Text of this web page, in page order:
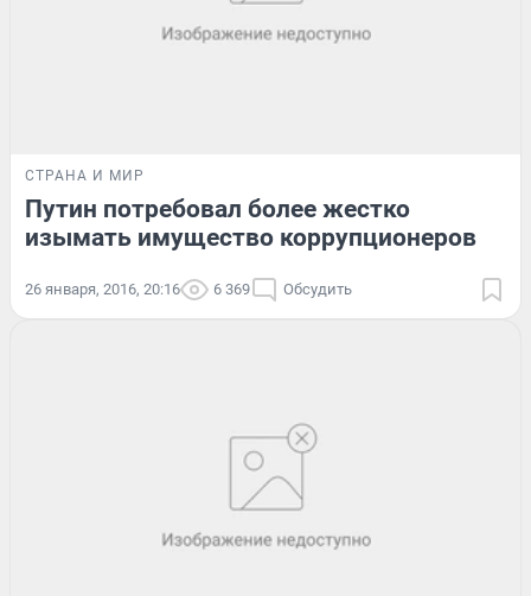
СТРАНА И МИР
Путин потребовал более жестко
изымать имущество коррупционеров
26 января, 2016, 20:16 6 369 Обсудить